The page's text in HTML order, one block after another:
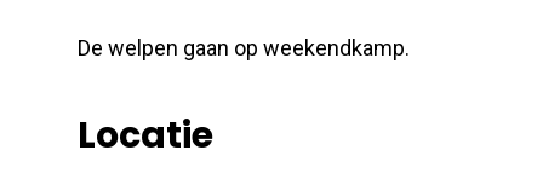
De welpen gaan op weekendkamp.
Locatie